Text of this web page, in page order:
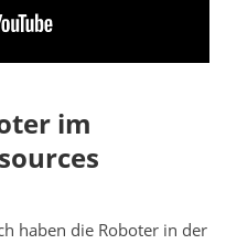
im
haben die Roboter in der